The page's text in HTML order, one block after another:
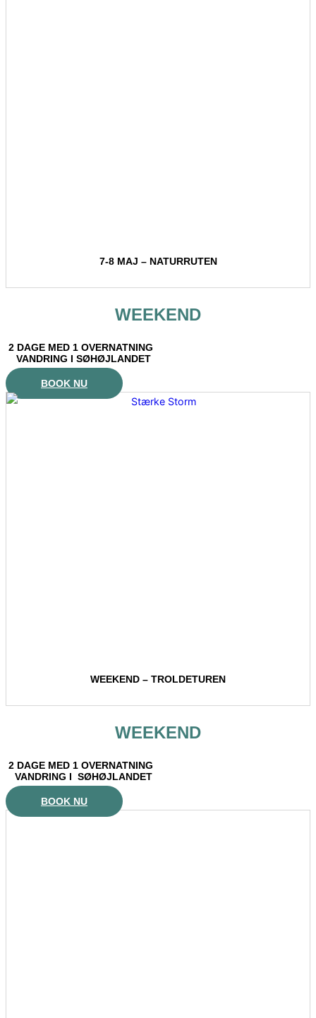
7-8 MAJ – NATURRUTEN
WEEKEND
2 DAGE MED 1 OVERNATNING
VANDRING I SØHØJLANDET
BOOK NU
WEEKEND – TROLDETUREN
WEEKEND
2 DAGE MED 1 OVERNATNING
VANDRING I SØHØJLANDET
BOOK NU